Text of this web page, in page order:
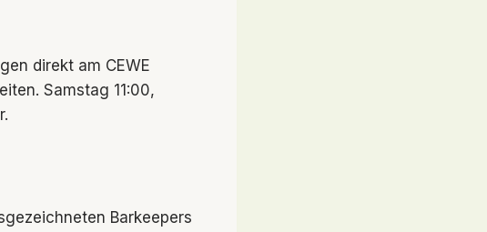
direkt am CEWE
Samstag 11:00,
Barkeepers